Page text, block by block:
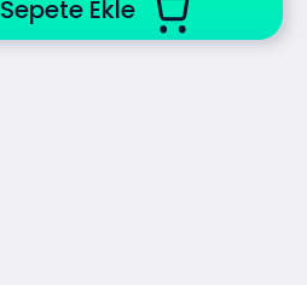
Sepete Ekle